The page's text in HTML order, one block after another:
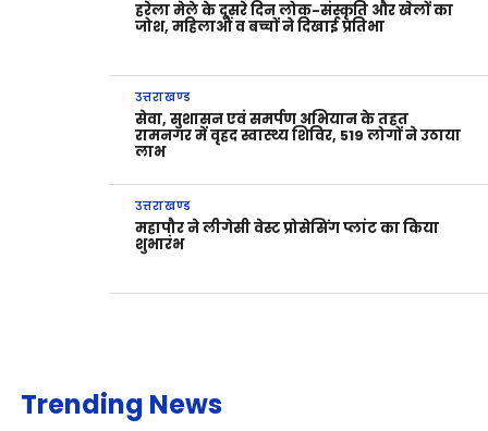
हरेला मेले के दूसरे दिन लोक-संस्कृति और खेलों का
जोश, महिलाओं व बच्चों ने दिखाई प्रतिभा
उत्तराखण्ड
सेवा, सुशासन एवं समर्पण अभियान के तहत
रामनगर में वृहद स्वास्थ्य शिविर, 519 लोगों ने उठाया
लाभ
उत्तराखण्ड
महापौर ने लीगेसी वेस्ट प्रोसेसिंग प्लांट का किया
शुभारंभ
Trending News